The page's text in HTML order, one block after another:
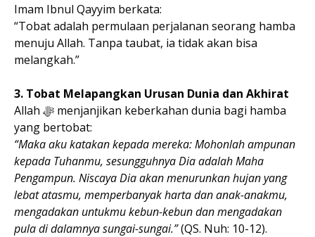
Imam Ibnul Qayyim berkata:
“Tobat adalah permulaan perjalanan seorang hamba
menuju Allah. Tanpa taubat, ia tidak akan bisa
melangkah.”
3. Tobat Melapangkan Urusan Dunia dan Akhirat
Allah ﷻ menjanjikan keberkahan dunia bagi hamba
yang bertobat:
“Maka aku katakan kepada mereka: Mohonlah ampunan
kepada Tuhanmu, sesungguhnya Dia adalah Maha
Pengampun. Niscaya Dia akan menurunkan hujan yang
lebat atasmu, memperbanyak harta dan anak-anakmu,
mengadakan untukmu kebun-kebun dan mengadakan
pula di dalamnya sungai-sungai.”(QS. Nuh: 10-12).